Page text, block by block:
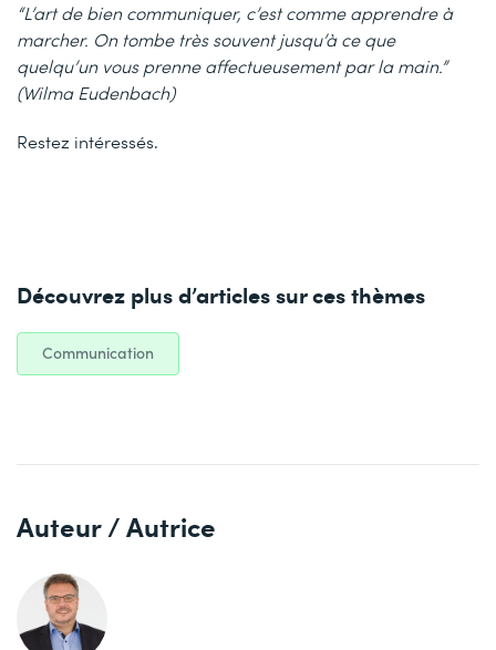
“L’art de bien communiquer, c’est comme apprendre à
marcher. On tombe très souvent jusqu’à ce que
quelqu’un vous prenne affectueusement par la main.”
(Wilma Eudenbach)
Restez intéressés.
Découvrez plus d’articles sur ces thèmes
Communication
Auteur / Autrice